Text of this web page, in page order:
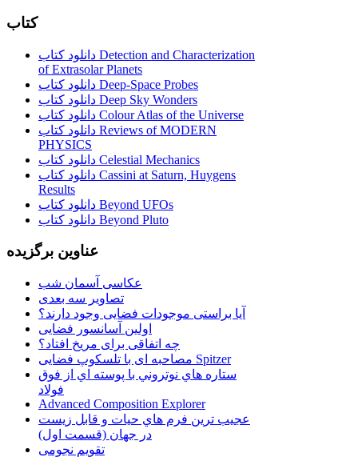
کتاب
دانلود کتاب Detection and Characterization
of Extrasolar Planets
دانلود کتاب Deep-Space Probes
دانلود کتاب Deep Sky Wonders
دانلود کتاب Colour Atlas of the Universe
دانلود کتاب Reviews of MODERN
PHYSICS
دانلود کتاب Celestial Mechanics
دانلود کتاب Cassini at Saturn, Huygens
Results
دانلود کتاب Beyond UFOs
دانلود کتاب Beyond Pluto
عناوین برگزیده
عکاسی آسمان شب
تصاویر سه بعدی
آیا براستی موجودات فضایی وجود دارند؟
اولین آسانسور فضایی
چه اتفاقی برای مریخ افتاد؟
مصاحبه ای با تلسکوپ فضایی Spitzer
ستاره هاي نوتروني با پوسته اي از فوق
فولاد
Advanced Composition Explorer
عجیب ترین فرم هاي حيات و قابل زيست
در جهان (قسمت اول)
تقویم نجومی